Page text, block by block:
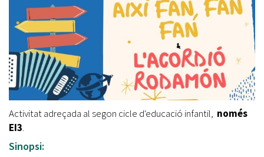
Activitat adreçada al segon cicle d'educació infantil, només
EI3.
Sinopsi: